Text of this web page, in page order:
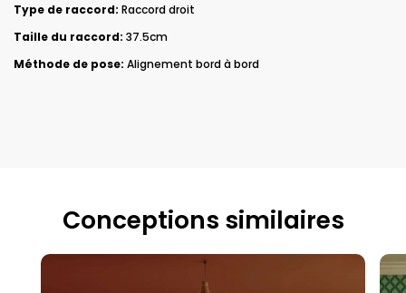
Type de raccord: Raccord droit
Taille du raccord: 37.5cm
Méthode de pose: Alignement bord à bord
Conceptions similaires